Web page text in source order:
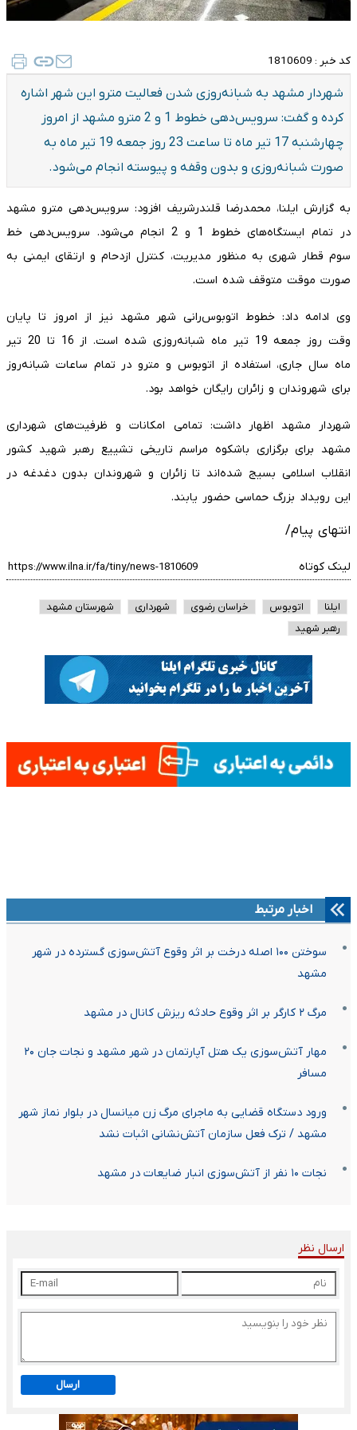
کد خبر : 1810609
شهردار مشهد به شبانه‌روزی شدن فعالیت مترو این شهر اشاره
کرده و گفت: سرویس‌دهی خطوط 1 و 2 مترو مشهد از امروز
چهارشنبه 17 تیر ماه تا ساعت 23 روز جمعه 19 تیر ماه به
صورت شبانه‌روزی و بدون وقفه و پیوسته انجام می‌شود.
به گزارش ایلنا، محمدرضا قلندرشریف افزود: سرویس‌دهی مترو مشهد
در تمام ایستگاه‌های خطوط 1 و 2 انجام می‌شود. سرویس‌دهی خط
سوم قطار شهری به منظور مدیریت، کنترل ازدحام و ارتقای ایمنی به
صورت موقت متوقف شده است.
وی ادامه داد: خطوط اتوبوس‌رانی شهر مشهد نیز از امروز تا پایان
وقت روز جمعه 19 تیر ماه شبانه‌روزی شده است. از 16 تا 20 تیر
ماه سال جاری، استفاده از اتوبوس و مترو در تمام ساعات شبانه‌روز
برای شهروندان و زائران رایگان خواهد بود.
شهردار مشهد اظهار داشت: تمامی امکانات و ظرفیت‌های شهرداری
مشهد برای برگزاری باشکوه مراسم تاریخی تشییع رهبر شهید کشور
انقلاب اسلامی بسیج شده‌اند تا زائران و شهروندان بدون دغدغه در
این رویداد بزرگ حماسی حضور یابند.
انتهای پیام/
لینک کوتاه
ایلنا اتوبوس خراسان رضوی شهرداری
شهرستان مشهد
رهبر شهید
اخبار مرتبط
سوختن ۱۰۰ اصله درخت بر اثر وقوع آتش‌سوزی گسترده در شهر
مشهد
مرگ ۲ کارگر بر اثر وقوع حادثه ریزش کانال در مشهد
مهار آتش‌سوزی یک هتل آپارتمان در شهر مشهد و نجات جان ۲۰
مسافر
ورود دستگاه قضایی به ماجرای مرگ زن میانسال در بلوار نماز شهر
مشهد / ترک فعل سازمان آتش‌نشانی اثبات نشد
نجات ۱۰ نفر از آتش‌سوزی انبار ضایعات در مشهد
ارسال نظر
ارسال